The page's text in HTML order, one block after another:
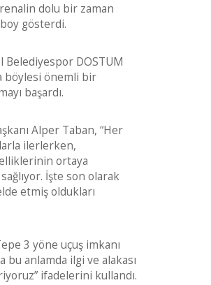
dolu bir zaman
gösterdi.
Belediyespor DOSTUM
böylesi önemli bir
başardı.
Alper Taban, “Her
ilerlerken,
ortaya
İşte son olarak
etmiş oldukları
3 yöne uçuş imkanı
anlamda ilgi ve alakası
ifadelerini kullandı.